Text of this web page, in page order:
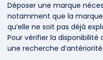
Déposer une marque
notamment que la
qu’elle ne soit pas déjà
Pour vérifier la
une recherche d’antériorité.